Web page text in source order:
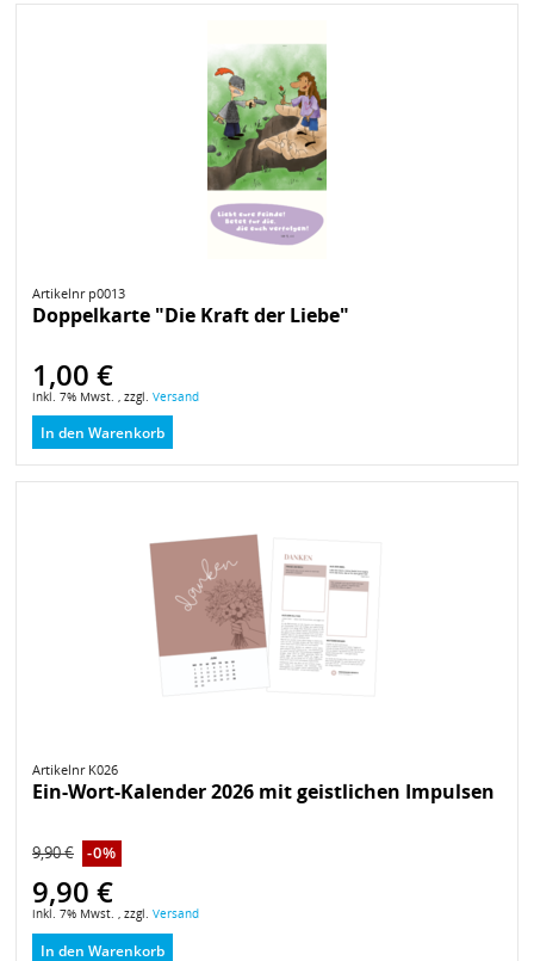
Artikelnr p0013
Doppelkarte "Die Kraft der Liebe"
1,00 €
inkl. 7% Mwst. , zzgl. Versand
In den Warenkorb
Artikelnr K026
Ein-Wort-Kalender 2026 mit geistlichen Impulsen
9,90 € -0%
9,90 €
inkl. 7% Mwst. , zzgl. Versand
In den Warenkorb